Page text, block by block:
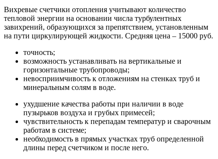
Вихревые счетчики отопления учитывают количество
тепловой энергии на основании числа турбулентных
завихрений, образующихся за препятствием, установленным
на пути циркулирующей жидкости. Средняя цена – 15000 руб.
точность;
возможность устанавливать на вертикальные и
горизонтальные трубопроводы;
невосприимчивость к отложениям на стенках труб и
минеральным солям в воде.
ухудшение качества работы при наличии в воде
пузырьков воздуха и грубых примесей;
чувствительность к перепадам температур и сварочным
работам в системе;
необходимость в прямых участках труб определенной
длины перед счетчиком и после него.